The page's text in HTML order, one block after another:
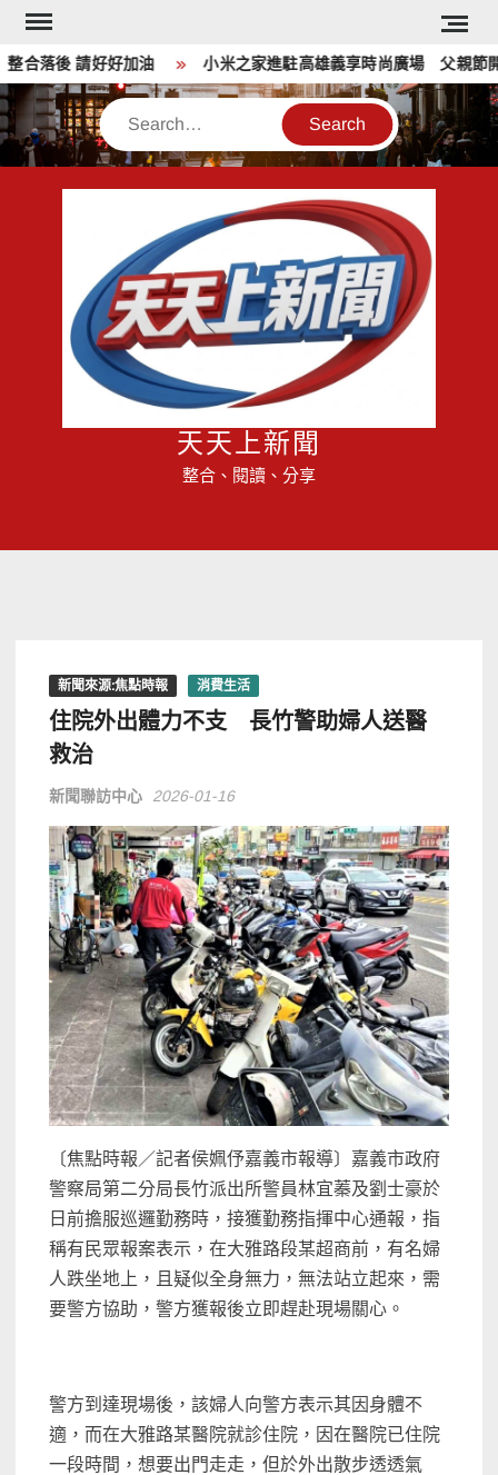
Skip
content
落後 請好好加油 小米之家進駐高雄義享時尚廣場 父親節開
Search
天天上新聞
整合、閱讀、分享
新聞來源:焦點時報 消費生活
住院外出體力不支 長竹警助婦人送醫
救治
新聞聯訪中心 2026-01-16
〔焦點時報／記者侯姵伃嘉義市報導〕嘉義市政府
警察局第二分局長竹派出所警員林宜蓁及劉士豪於
日前擔服巡邏勤務時，接獲勤務指揮中心通報，指
稱有民眾報案表示，在大雅路段某超商前，有名婦
人跌坐地上，且疑似全身無力，無法站立起來，需
要警方協助，警方獲報後立即趕赴現場關心。
警方到達現場後，該婦人向警方表示其因身體不
適，而在大雅路某醫院就診住院，因在醫院已住院
一段時間，想要出門走走，但於外出散步透透氣